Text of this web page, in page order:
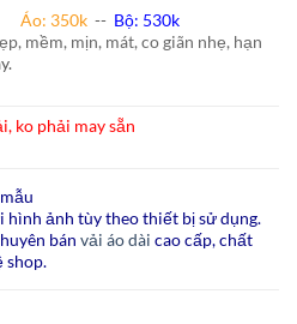
Áo: 350k-- Bộ: 530k
mềm, mịn, mát, co giãn nhẹ, hạn
ko phải may sẵn
hình ảnh tùy theo thiết bị sử dụng.
bán vải áo dài cao cấp, chất
shop.